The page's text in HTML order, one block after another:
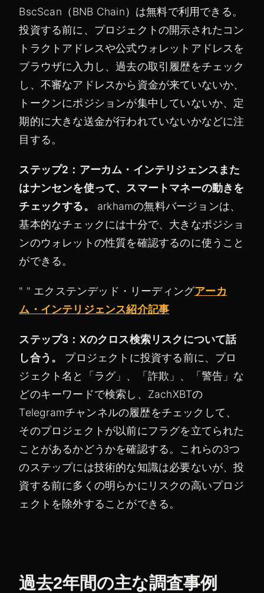
BscScan（BNB Chain）は無料で利用できる。
投資する前に、プロジェクトの開示されたコン
トラクトアドレスや公式ウォレットアドレスを
ブラウザに入力し、過去の取引履歴をチェック
し、不審なアドレスから資金が来ていないか、
トークンにポジションが集中していないか、定
期的に大きな送金が行われていないかなどに注
目する。
ステップ2：アーカム・インテリジェンスまた
はナンセンを使って、スマートマネーの動きを
チェックする。
arkhamの無料バージョンは、
基本的なチェックには十分で、大きなポジショ
ンのウォレットの性質を確認するのに使うこと
ができる。
" " エクステンデッド・リーディングアーカ
ム・インテリジェンス紹介記事
ステップ3：Xのクロス検索リスクについて話
し合う。
プロジェクトに投資する前に、プロ
ジェクト名と「ラグ」、「詐欺」、「警告」な
どのキーワードで検索し、ZachXBTの
Telegramチャンネルの履歴をチェックして、
そのプロジェクトが以前にフラグを立てられた
ことがあるかどうかを確認する。これらの3つ
のステップには技術的な知識は必要ないが、投
資する前に多くの明らかにリスクの高いプロジ
ェクトを除外することができる。
過去2年間の主な調査事例